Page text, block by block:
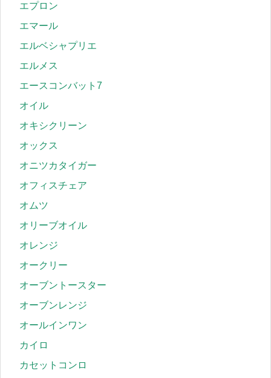
エプロン
エマール
エルベシャプリエ
エルメス
エースコンバット7
オイル
オキシクリーン
オックス
オニツカタイガー
オフィスチェア
オムツ
オリーブオイル
オレンジ
オークリー
オーブントースター
オーブンレンジ
オールインワン
カイロ
カセットコンロ